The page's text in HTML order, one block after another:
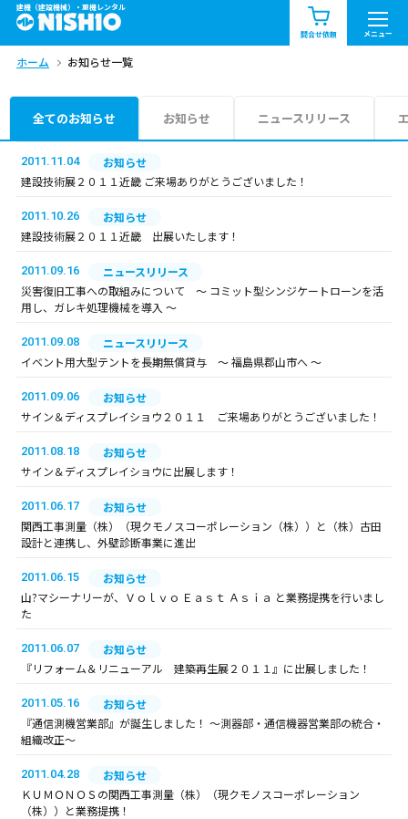
建機（建設機械）・重機レンタル
問合せ依頼 メニュー
商品一覧 お知らせ一覧
問合せ依頼リスト
エリア情報を見る
ホーム お知らせ一覧
全てのお知らせ お知らせ ニュースリリース
2011.11.04
お知らせ
建設技術展２０１１近畿 ご来場ありがとうございました！
2011.10.26
お知らせ
建設技術展２０１１近畿 出展いたします！
2011.09.16
ニュースリリース
災害復旧工事への取組みについて ～ コミット型シンジケートローンを活
用し、ガレキ処理機械を導入 ～
2011.09.08
ニュースリリース
イベント用大型テントを長期無償貸与 ～ 福島県郡山市へ ～
2011.09.06
お知らせ
サイン＆ディスプレイショウ２０１１ ご来場ありがとうございました！
2011.08.18
お知らせ
サイン＆ディスプレイショウに出展します！
2011.06.17
お知らせ
関西工事測量（株）（現クモノスコーポレーション（株））と（株）古田
設計と連携し、外壁診断事業に進出
2011.06.15
お知らせ
山?マシーナリーが、Ｖｏｌｖｏ Ｅａｓｔ Ａｓｉａ と業務提携を行いまし
た
2011.06.07
お知らせ
『リフォーム＆リニューアル 建築再生展２０１１』に出展しました！
2011.05.16
お知らせ
『通信測機営業部』が誕生しました！ ～測器部・通信機器営業部の統合・
組織改正～
2011.04.28
お知らせ
ＫＵＭＯＮＯＳの関西工事測量（株）（現クモノスコーポレーション
（株））と業務提携！